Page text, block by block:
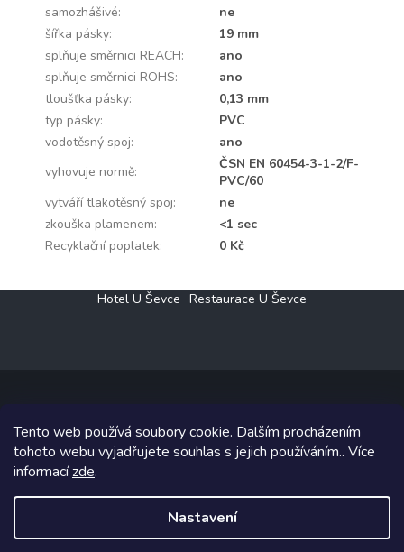
Tento web používá soubory cookie. Dalším procházením
tohoto webu vyjadřujete souhlas s jejich používáním.. Více
informacízde.
Nastavení
samozhášivé:
ne
šířka pásky:
19 mm
splňuje směrnici REACH:
ano
splňuje směrnici ROHS:
ano
tloušťka pásky:
0,13 mm
typ pásky:
PVC
vodotěsný spoj:
ano
vyhovuje normě:
ČSN EN 60454-3-1-2/F-
PVC/60
vytváří tlakotěsný spoj:
ne
zkouška plamenem:
<1 sec
Recyklační poplatek: 0 Kč
Hotel U Ševce Restaurace U Ševce
Copyright 2026Elektro Klesný s.r.o.. Všechna práva vyhrazena.
Grafický návrh vytvořil a na Shoptet implementoval
Shoptetak.cz.
Vytvořil Shoptet